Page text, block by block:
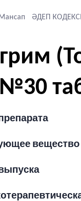
Мансап ӘДЕП КОДЕКСІ
вещество